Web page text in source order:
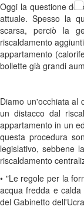
Oggi la questione del
attuale. Spesso la
scarsa, perciò la
riscaldamento
appartamento
bollette già grandi
Diamo un'occhiata al
un distacco dal
appartamento in un
questa procedura
legislativo, sebbene
riscaldamento
• "Le regole per la
acqua fredda e
del Gabinetto